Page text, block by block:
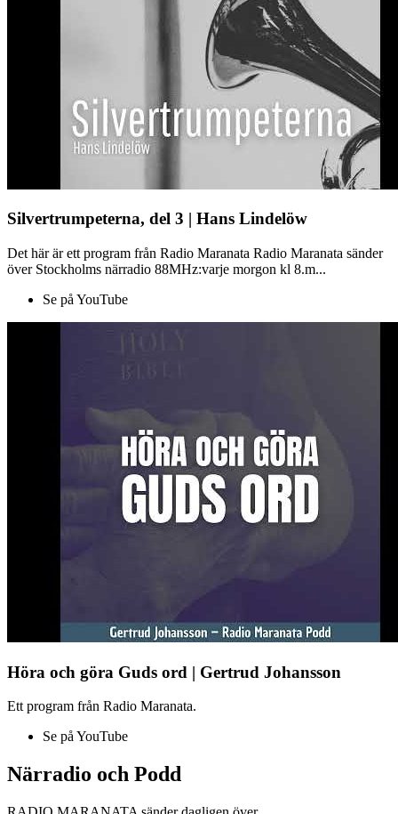
Silvertrumpeterna, del 3 | Hans Lindelöw
Det här är ett program från Radio Maranata Radio Maranata sänder
över Stockholms närradio 88MHz:varje morgon kl 8.m...
Se på YouTube
Höra och göra Guds ord | Gertrud Johansson
Ett program från Radio Maranata.
Se på YouTube
Närradio och Podd